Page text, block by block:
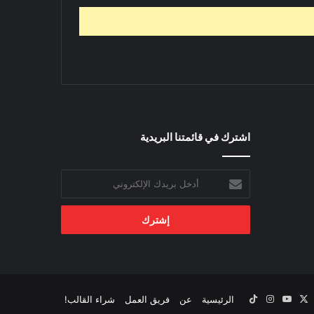
اشترك في قائمتنا البريدية
بريدك
الإلكتروني
الرئيسية عن فريق العمل شراء القالب! ‫YouTubeانستقرام‫TikTok